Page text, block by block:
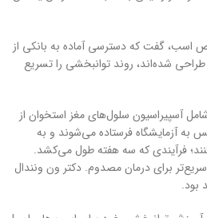
اسب، گفت که دسترسی آماده به بانکی از
شده‌اند، روند توانبخشی را تسریع
آسپیراسیون سلول‌های مغز استخوان از
آزمایشگاه فرستاده می‌شوند و به
فرآیندی که سه هفته طول می‌کشد.
برای درمان مصدوم. دکتر ون ونندال
بود.